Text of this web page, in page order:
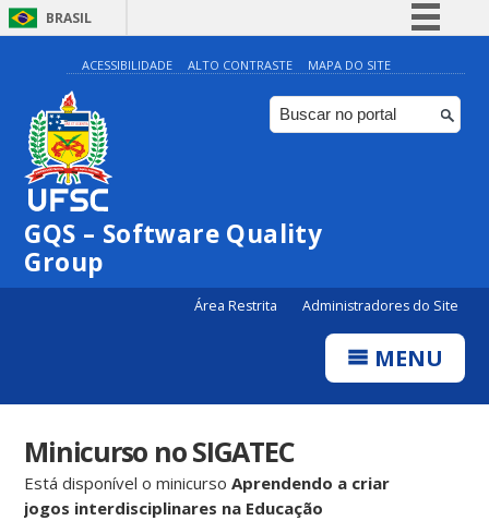
BRASIL
Simplifique!
Comunica BR
Participe
ACESSIBILIDADE ALTO CONTRASTE MAPA DO SITE
GQS – Software Quality
Group
Área Restrita Administradores do Site
MENU
Minicurso no SIGATEC
Está disponível o minicursoAprendendo a criar
jogos interdisciplinares na Educação